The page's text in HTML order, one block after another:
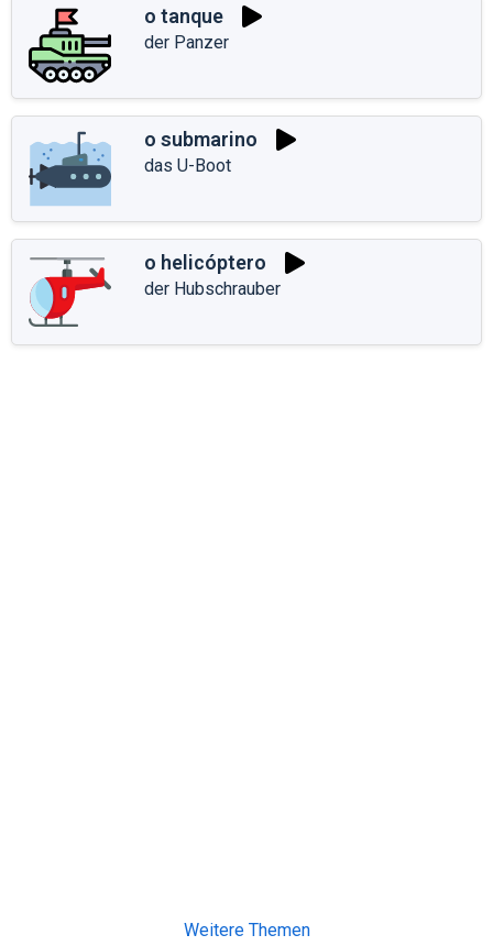
o tanque
der Panzer
o submarino
das U-Boot
o helicóptero
der Hubschrauber
Weitere Themen